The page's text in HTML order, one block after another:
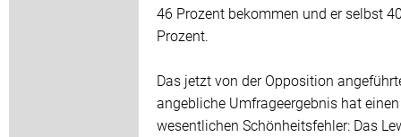
46 Prozent bekommen und er selbst
Prozent.
Das jetzt von der Opposition
angebliche Umfrageergebnis hat einen
wesentlichen Schönheitsfehler: Das